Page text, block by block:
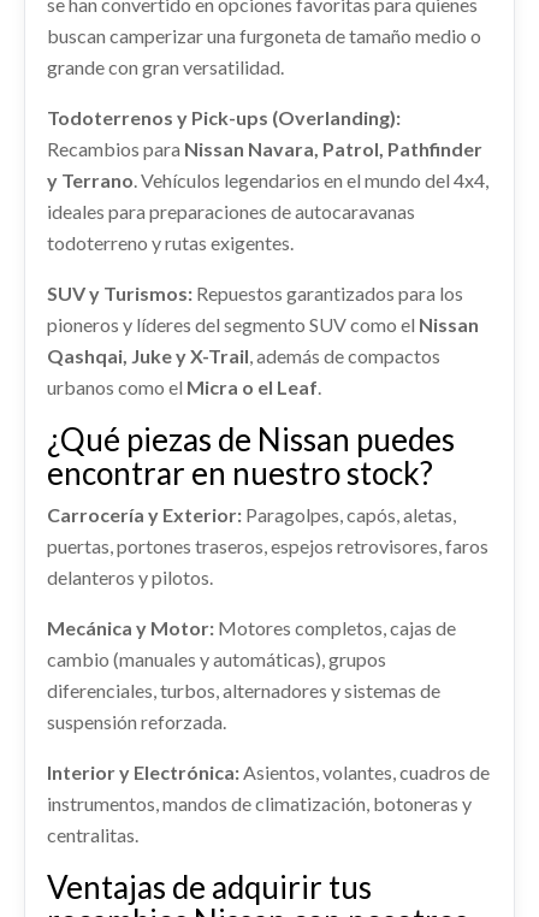
LLANTA D0C00HV03B
LLANTA D0C00HV03B usado.
NISSAN QASHQAI II (J11, J11_) 1.3 DIG-T
Ref: 2376696 OEM: D0C00HV03B
88,23 € shopping_cart
Consultar
MANGUETA DELANTERA IZQUIERDA
400154EA0A
MANGUETA DELANTERA IZQUIERDA... usado.
Ref: 2253084 OEM: 400154EA0A
Consultar
Ref: 2253080 OEM: 172024EF0B
RADIADOR AGUA 214106UB0B
RADIADOR AGUA 214106UB0B usado.
Consultar
AMORTIGUADOR DELANTERO DERECHO
E43024EA3A
AMORTIGUADOR DELANTERO DERECHO...
usado.
NISSAN QASHQAI II (J11, J11_) 1.3 DIG-T
OEM: E43024EA3A
AMORTIGUADOR DELANTERO
IZQUIERDO E43034EA3A
NISSAN QASHQAI II (J11, J11_) 1.3 DIG-T
Consultar
buscan camperizar una furgoneta de tamaño medio o
grande con gran versatilidad.
Todoterrenos y Pick-ups (Overlanding):
Recambios para Nissan Navara, Patrol, Pathfinder
y Terrano. Vehículos legendarios en el mundo del 4x4,
ideales para preparaciones de autocaravanas
todoterreno y rutas exigentes.
SUV y Turismos: Repuestos garantizados para los
pioneros y líderes del segmento SUV como el Nissan
Qashqai, Juke y X-Trail, además de compactos
urbanos como el Micra o el Leaf.
¿Qué piezas de Nissan puedes
encontrar en nuestro stock?
Carrocería y Exterior: Paragolpes, capós, aletas,
puertas, portones traseros, espejos retrovisores, faros
delanteros y pilotos.
Mecánica y Motor: Motores completos, cajas de
cambio (manuales y automáticas), grupos
diferenciales, turbos, alternadores y sistemas de
suspensión reforzada.
Interior y Electrónica:Asientos, volantes, cuadros de
instrumentos, mandos de climatización, botoneras y
centralitas.
Ventajas de adquirir tus